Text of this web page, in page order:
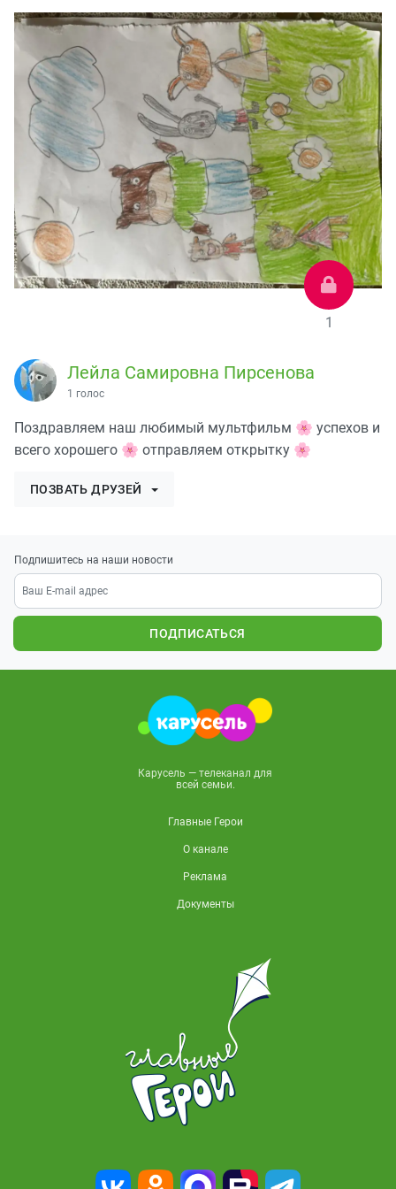
1
Лейла Самировна Пирсенова
1 голос
Поздравляем наш любимый мультфильм 🌸 успехов и
всего хорошего 🌸 отправляем открытку 🌸
ПОЗВАТЬ ДРУЗЕЙ
Подпишитесь на наши новости
ПОДПИСАТЬСЯ
Карусель — телеканал для
всей семьи.
Главные Герои
О канале
Реклама
Документы